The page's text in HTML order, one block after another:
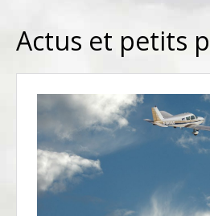
Actus et petits